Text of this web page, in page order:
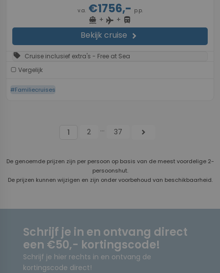
v.a.€1756,- p.p.
directions_boat + flight + directions_bus
Bekijk cruise chevron_right
sell Cruise inclusief extra's - Free at Sea
Vergelijk
#Familiecruises
1 2 ... 37 chevron_right
De genoemde prijzen zijn per persoon op basis van de meest voordelige 2-
persoonshut.
De prijzen kunnen wijzigen en zijn onder voorbehoud van beschikbaarheid.
Schrijf je in en ontvang direct
een €50,- kortingscode!
Schrijf je hier rechts in en ontvang de
kortingscode direct!